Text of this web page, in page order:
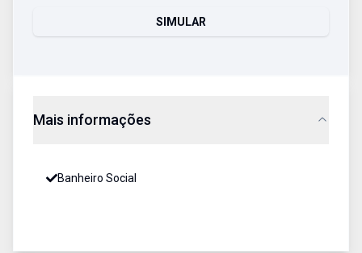
SIMULAR
Mais informações
Banheiro Social